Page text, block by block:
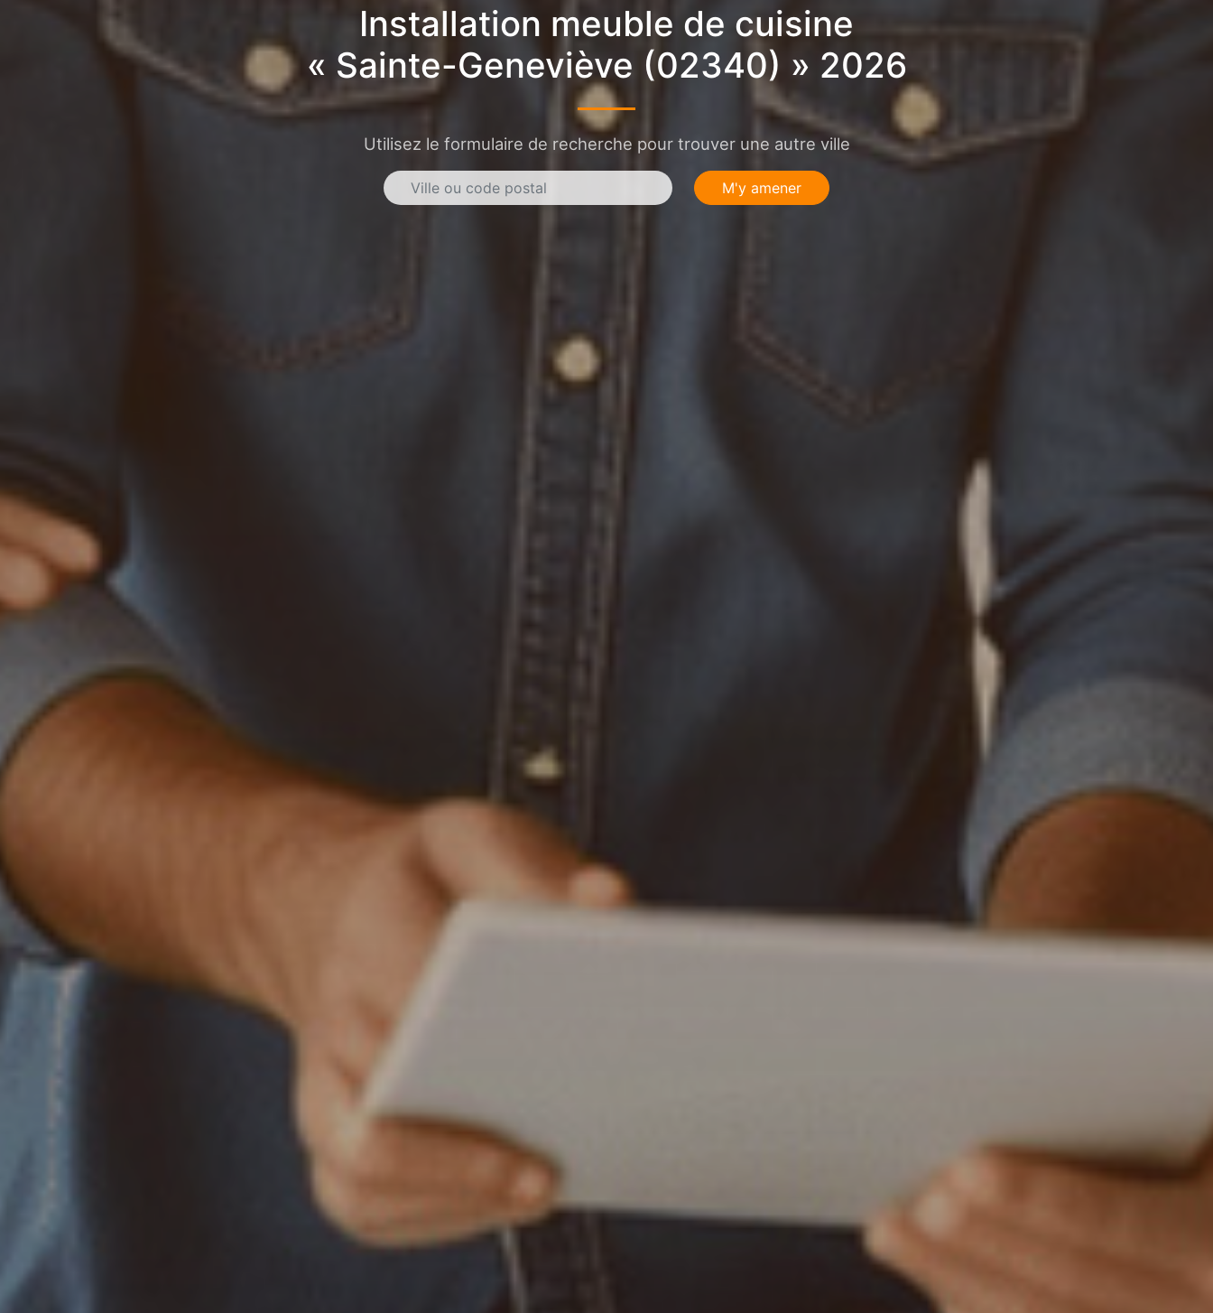
Installation meuble de cuisine
« Sainte-Geneviève (02340) » 2026
Utilisez le formulaire de recherche pour trouver une autre ville
M'y amener